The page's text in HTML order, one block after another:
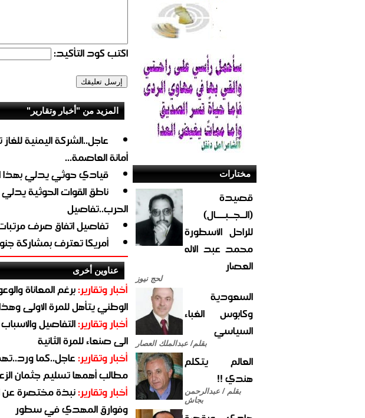
مختارات
قصيدة
(الــجــبــــال)
للراحل الأسطورة
محمد عبد الاله
العصار
لحج نيوز
السعودية
وكابوس الغباء
السياسي
بقلم/ عبدالملك العصار
العالم يتكلم
هندي !!
بقلم / عبدالرحمن
بجاش
اكتب كود التأكيد:
المزيد من "أخبار وتقارير"
أمانة العاصمة...
قيادي حوثي يدلي بهذا
ناطق القوات الحوثية
الحرب..تفاصيل
تفاصيل اتفاق صرف
أمريكا تعترف بمشاركة
عناوين أخرى
أخبار وتقارير:برغم المعاناة
الوطني يتأهل للمرة الاولى
أخبار وتقارير:التفاصيل
الى صنعاء للمرة الثانية
أخبار وتقارير:عاجل..كما
مطالب أهمها تسليم جثمان
أخبار وتقارير:نبذة مختصرة
وفوارق المهدي في سطور